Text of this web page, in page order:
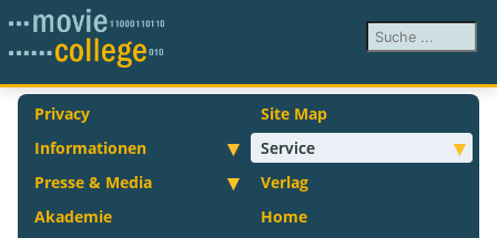
Suchen ...
Privacy
Site Map
Informationen
Service
Presse & Media
Verlag
Akademie
Home